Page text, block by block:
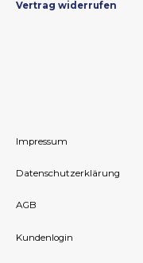
Vertrag widerrufen
Impressum
Datenschutzerklärung
AGB
Kundenlogin